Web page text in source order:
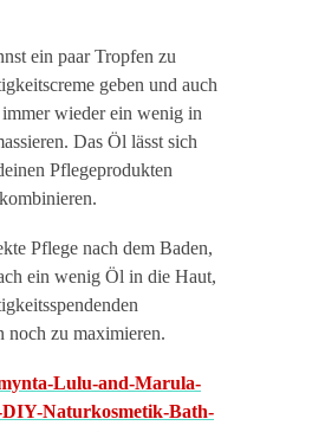
ein paar Tropfen zu
geben und auch
wieder ein wenig in
Das Öl lässt sich
Pflegeprodukten
Pflege nach dem Baden,
ein wenig Öl in die Haut,
noch zu maximieren.